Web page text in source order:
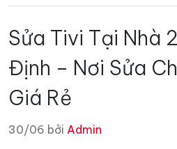
Sửa Tivi Tại Nhà
Định – Nơi Sửa
Giá Rẻ
30/06 bởi Admin